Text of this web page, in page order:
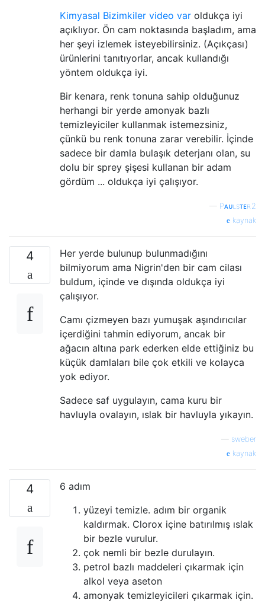
Kimyasal Bizimkiler video var oldukça iyi
açıklıyor. Ön cam noktasında başladım, ama
her şeyi izlemek isteyebilirsiniz. (Açıkçası)
ürünlerini tanıtıyorlar, ancak kullandığı
yöntem oldukça iyi.
Bir kenara, renk tonuna sahip olduğunuz
herhangi bir yerde amonyak bazlı
temizleyiciler kullanmak istemezsiniz,
çünkü bu renk tonuna zarar verebilir. İçinde
sadece bir damla bulaşık deterjanı olan, su
dolu bir sprey şişesi kullanan bir adam
gördüm ... oldukça iyi çalışıyor.
— Pᴀᴜʟsᴛᴇʀ2
kaynak
4
Her yerde bulunup bulunmadığını
bilmiyorum ama Nigrin'den bir cam cilası
buldum, içinde ve dışında oldukça iyi
çalışıyor.
Camı çizmeyen bazı yumuşak aşındırıcılar
içerdiğini tahmin ediyorum, ancak bir
ağacın altına park ederken elde ettiğiniz bu
küçük damlaları bile çok etkili ve kolayca
yok ediyor.
Sadece saf uygulayın, cama kuru bir
havluyla ovalayın, ıslak bir havluyla yıkayın.
sweber
kaynak
4
6 adım
yüzeyi temizle. adım bir organik
kaldırmak. Clorox içine batırılmış ıslak
bir bezle vurulur.
çok nemli bir bezle durulayın.
petrol bazlı maddeleri çıkarmak için
alkol veya aseton
amonyak temizleyicileri çıkarmak için.